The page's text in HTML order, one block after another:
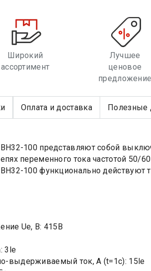
Широкий
ассортимент
Лучшее
ценовое
предложение
Оплата и доставка Полезные
100 представляют собой
переменного тока частотой
100 функционально действуют
Ue, B: 415В
3le
выдерживаемый ток, А (t=1c): 15le